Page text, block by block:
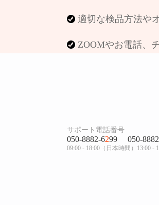
適切な検品方法や
ZOOMやお電話、
サポート電話番号
050-8882-6299 050-
09:00 - 18:00（日本時間）13:00 -